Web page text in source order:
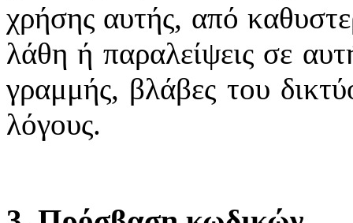
χρήσης αυτής, από
λάθη ή παραλείψεις σε
γραμμής, βλάβες του
λόγους.